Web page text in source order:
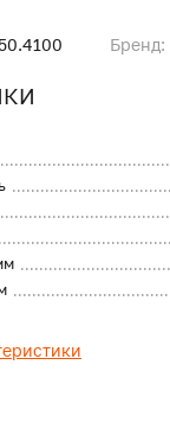
Бренд: